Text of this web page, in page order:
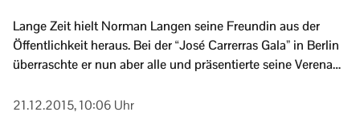
Lange Zeit hielt Norman Langen seine Freundin aus der
Öffentlichkeit heraus. Bei der “José Carrerras Gala” in Berlin
überraschte er nun aber alle und präsentierte seine Verena…
21.12.2015, 10:06 Uhr